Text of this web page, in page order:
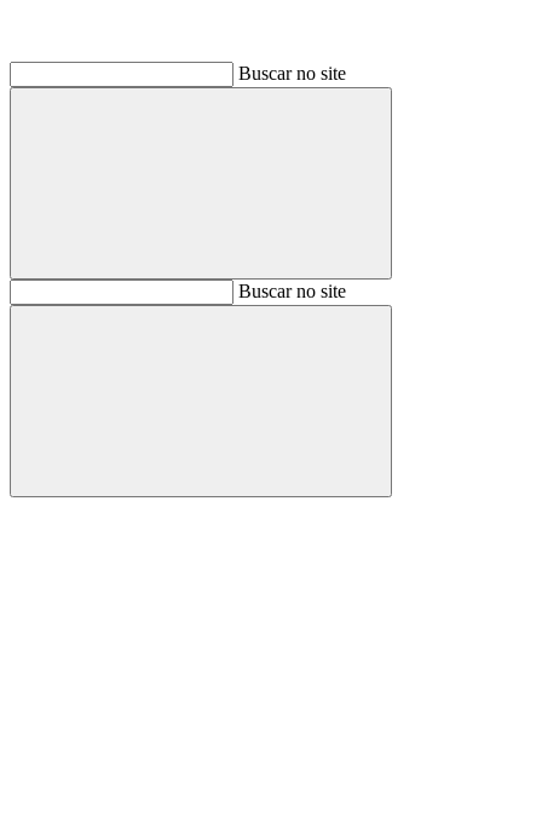
Buscar no site
BuscarBuscar no site
Buscar